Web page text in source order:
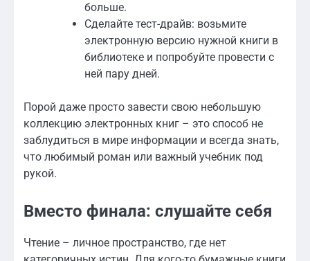
больше.
Сделайте тест-драйв: возьмите
электронную версию нужной книги в
библиотеке и попробуйте провести с
ней пару дней.
Порой даже просто завести свою небольшую
коллекцию электронных книг – это способ не
заблудиться в мире информации и всегда знать,
что любимый роман или важный учебник под
рукой.
Вместо финала: слушайте себя
Чтение – личное пространство, где нет